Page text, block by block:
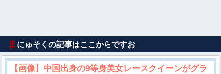
ま にゅそくの記事はここからですお
【画像】中国出身の9等身美女レースクイーンがグラ